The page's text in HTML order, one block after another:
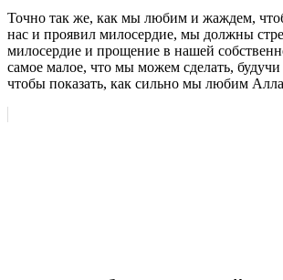
Точно так же, как мы любим и жаждем,
нас и проявил милосердие, мы должны
милосердие и прощение в нашей
самое малое, что мы можем сделать,
чтобы показать, как сильно мы любим